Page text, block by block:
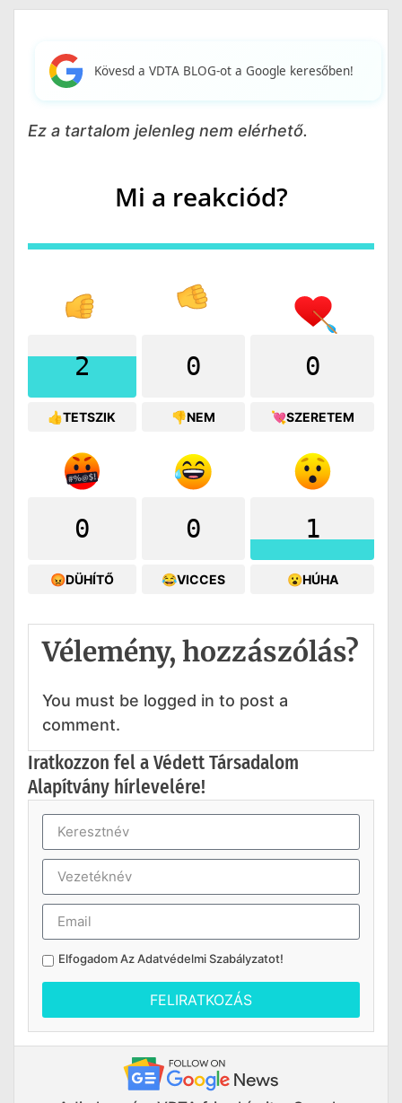
Kövesd a VDTA BLOG-ot a Google keresőben!
Ez a tartalom jelenleg nem elérhető.
Mi a reakciód?
2
👍TETSZIK
0
👎NEM
0
💘SZERETEM
0
😡DÜHÍTŐ
0
😂VICCES
1
😮HÚHA
Vélemény, hozzászólás?
You must be logged in to post a
comment.
Iratkozzon fel a Védett Társadalom
Alapítvány hírlevelére!
Elfogadom AzAdatvédelmi Szabályzatot!
FELIRATKOZÁS